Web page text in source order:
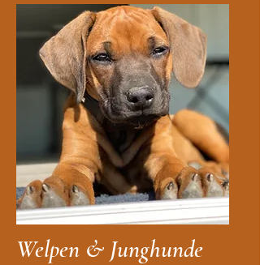
Welpen & Junghunde